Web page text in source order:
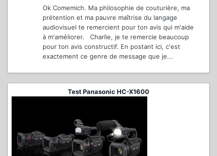
Ok Comemich. Ma philosophie de couturière, ma
prétention et ma pauvre maîtrise du langage
audiovisuel te remercient pour ton avis qui m'aide
à m'améliorer. Charlie, je te remercie beaucoup
pour ton avis constructif. En postant ici, c'est
exactement ce genre de message que je...
Test Panasonic HC-X1600